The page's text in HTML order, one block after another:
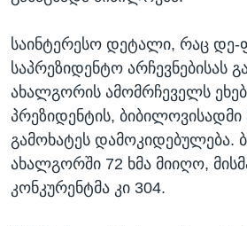
საინტერესო დეტალი, რაც დე-
საპრეზიდენტო არჩევნებისას
ახალგორის ამომრჩეველს
პრეზიდენტის,
გამოხატეს დამოკიდებულება.
ახალგორში 72 ხმა მიიღო,
კონკურენტმა კი 304.